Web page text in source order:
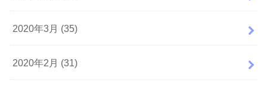
2020年3月 (35)
2020年2月 (31)